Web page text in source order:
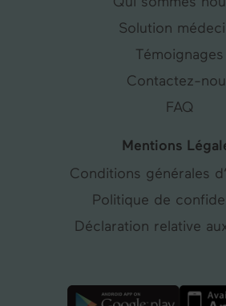
Solution
Témoignages
Contactez-
FAQ
Mentions
Conditions générales
Politique de
Déclaration relative